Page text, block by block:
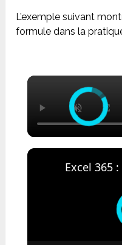
L’exemple suivant
formule dans la